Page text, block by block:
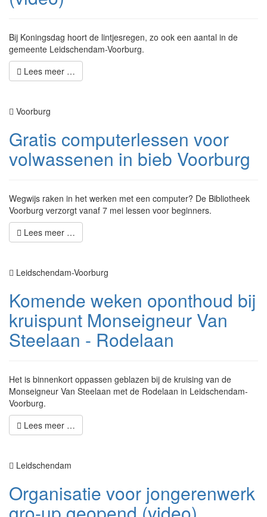
Bij Koningsdag hoort de lintjesregen, zo ook een aantal in de
gemeente Leidschendam-Voorburg.
Lees meer …
Voorburg
Gratis computerlessen voor
volwassenen in bieb Voorburg
Wegwijs raken in het werken met een computer? De Bibliotheek
Voorburg verzorgt vanaf 7 mei lessen voor beginners.
Lees meer …
Leidschendam-Voorburg
Komende weken oponthoud bij
kruispunt Monseigneur Van
Steelaan - Rodelaan
Het is binnenkort oppassen geblazen bij de kruising van de
Monseigneur Van Steelaan met de Rodelaan in Leidschendam-
Voorburg.
Lees meer …
Leidschendam
Organisatie voor jongerenwerk